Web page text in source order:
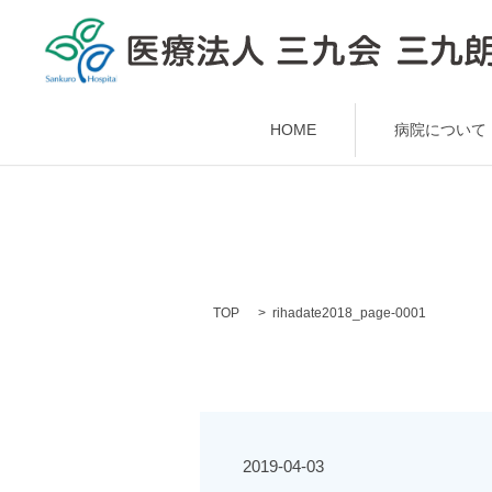
HOME 病院について
TOP rihadate2018_page-0001
2019-04-03